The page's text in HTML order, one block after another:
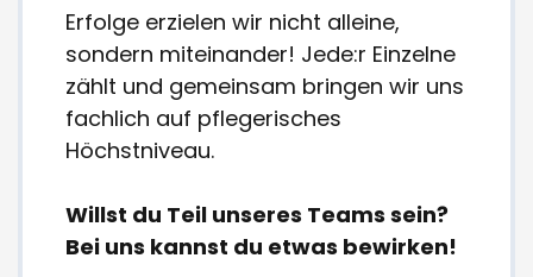
Erfolge erzielen wir nicht alleine,
sondern miteinander! Jede:r Einzelne
zählt und gemeinsam bringen wir uns
fachlich auf pflegerisches
Höchstniveau.
Willst du Teil unseres Teams sein?
Bei uns kannst du etwas bewirken!